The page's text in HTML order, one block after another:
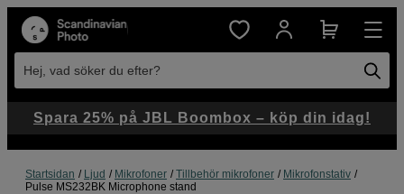
Hej, vad söker du efter?
Startsidan Ljud Mikrofoner Tillbehör mikrofoner
Mikrofonstativ
Pulse MS232BK Microphone stand
Spara 25% på JBL Boombox – köp din idag!